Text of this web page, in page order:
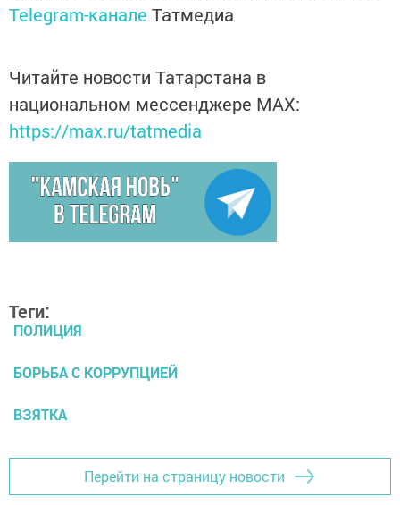
Telegram-канале Татмедиа
Читайте новости Татарстана в
национальном мессенджере MАХ:
https://max.ru/tatmedia
Теги:
ПОЛИЦИЯ
БОРЬБА С КОРРУПЦИЕЙ
ВЗЯТКА
Перейти на страницу новости